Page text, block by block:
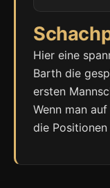
Hier eine
Barth die
ersten
Wenn man
die Positionen